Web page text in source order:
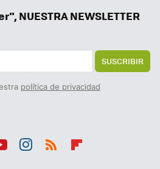
NUESTRA NEWSLETTER
SUSCRIBIR
política de privacidad